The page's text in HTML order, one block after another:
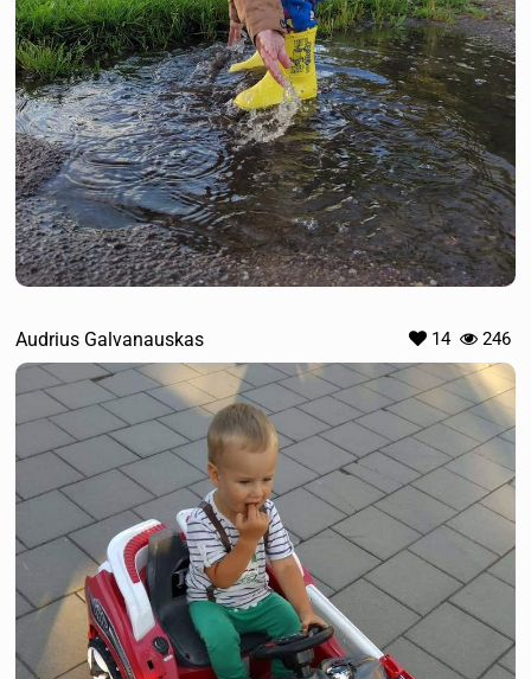
Audrius Galvanauskas 14 246